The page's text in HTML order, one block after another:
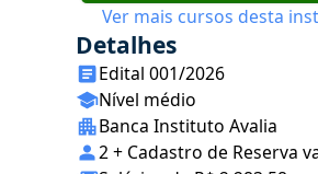
Ver mais cursos desta
Detalhes
Edital 001/2026
Nível médio
Banca Instituto Avalia
2 + Cadastro de Reserva